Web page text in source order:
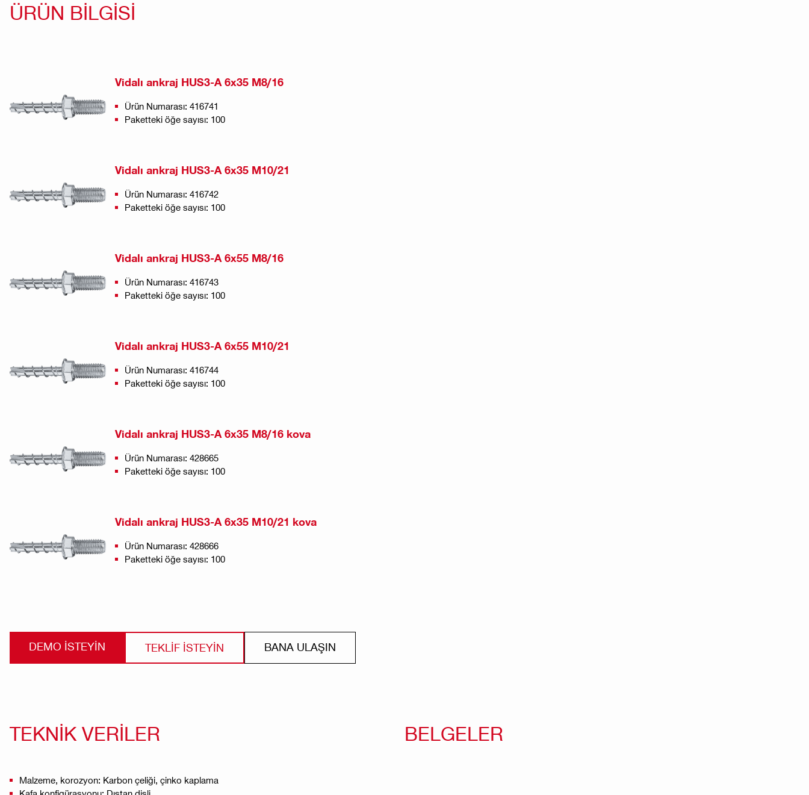
ÜRÜN BİLGİSİ
Vidalı ankraj HUS3-A 6x35 M8/16
Ürün Numarası: 416741
Paketteki öğe sayısı: 100
Vidalı ankraj HUS3-A 6x35 M10/21
Ürün Numarası: 416742
Paketteki öğe sayısı: 100
Vidalı ankraj HUS3-A 6x55 M8/16
Ürün Numarası: 416743
Paketteki öğe sayısı: 100
Vidalı ankraj HUS3-A 6x55 M10/21
Ürün Numarası: 416744
Paketteki öğe sayısı: 100
Vidalı ankraj HUS3-A 6x35 M8/16 kova
Ürün Numarası: 428665
Paketteki öğe sayısı: 100
Vidalı ankraj HUS3-A 6x35 M10/21 kova
Ürün Numarası: 428666
Paketteki öğe sayısı: 100
DEMO ISTEYIN TEKLİF İSTEYİN BANA ULAŞIN
TEKNİK VERİLER
Malzeme, korozyon: Karbon çeliği, çinko kaplama
BELGELER